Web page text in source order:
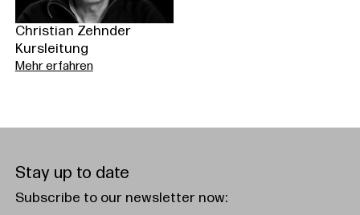
Christian Zehnder
Kursleitung
Mehr erfahren
Stay up to date
Subscribe to our newsletter now: